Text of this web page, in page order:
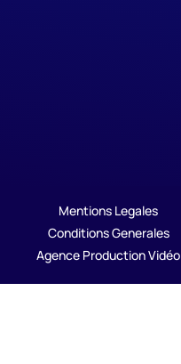
Mentions Legales
Conditions Generales
Agence Production Vidéo